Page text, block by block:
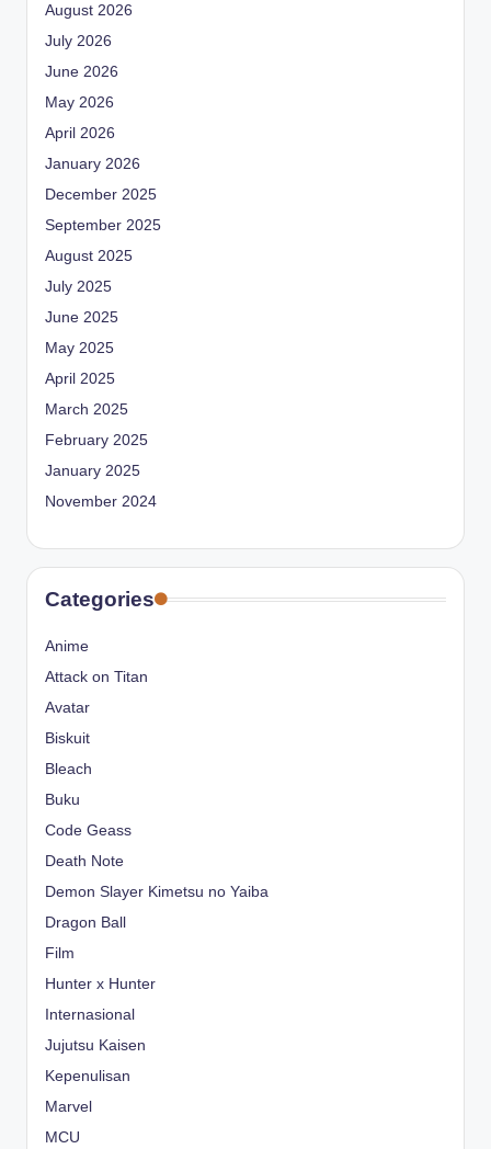
August 2026
July 2026
June 2026
May 2026
April 2026
January 2026
December 2025
September 2025
August 2025
July 2025
June 2025
May 2025
April 2025
March 2025
February 2025
January 2025
November 2024
Categories
Anime
Attack on Titan
Avatar
Biskuit
Bleach
Buku
Code Geass
Death Note
Demon Slayer Kimetsu no Yaiba
Dragon Ball
Film
Hunter x Hunter
Internasional
Jujutsu Kaisen
Kepenulisan
Marvel
MCU